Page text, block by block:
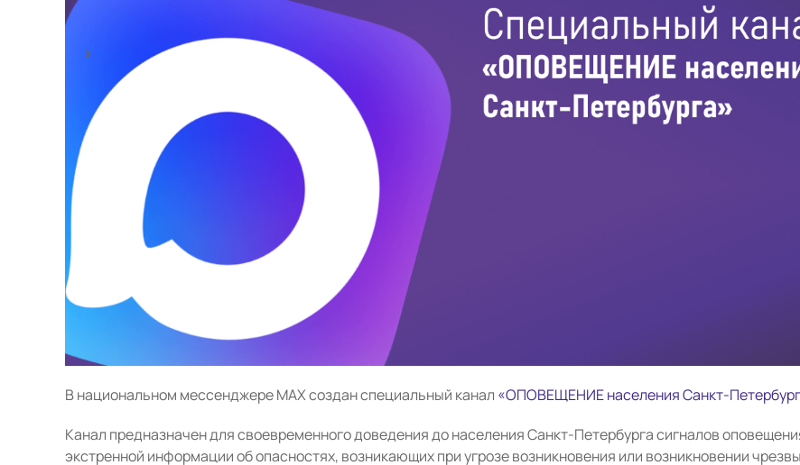
В национальном мессенджере MAX создан специальный канал «ОПОВЕЩЕНИЕ населения Санкт-
Канал предназначен для своевременного доведения до населения Санкт-Петербурга сигналов
экстренной информации об опасностях, возникающих при угрозе возникновения или возникновении